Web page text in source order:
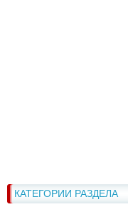
КАТЕГОРИИ РАЗДЕЛА